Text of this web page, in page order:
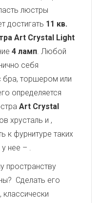
люстры
достигать 11 кв.
Art Crystal Light
4 ламп. Любой
себя
бра, торшером или
определяется
Art Crystal
хрусталь и ,
к фурнитуре таких
нее – .
пространству
Сделать его